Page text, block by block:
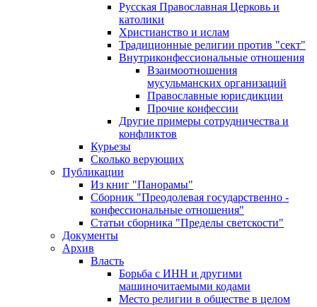
Русская Православная Церковь и
католики
Христианство и ислам
Традиционные религии против "сект"
Внутриконфессиональные отношения
Взаимоотношения
мусульманских организаций
Православные юрисдикции
Прочие конфессии
Другие примеры сотрудничества и
конфликтов
Курьезы
Сколько верующих
Публикации
Из книг "Панорамы"
Сборник "Преодолевая государственно -
конфессиональные отношения"
Статьи сборника "Пределы светскости"
Документы
Архив
Власть
Борьба с ИНН и другими
машиночитаемыми кодами
Место религии в обществе в целом